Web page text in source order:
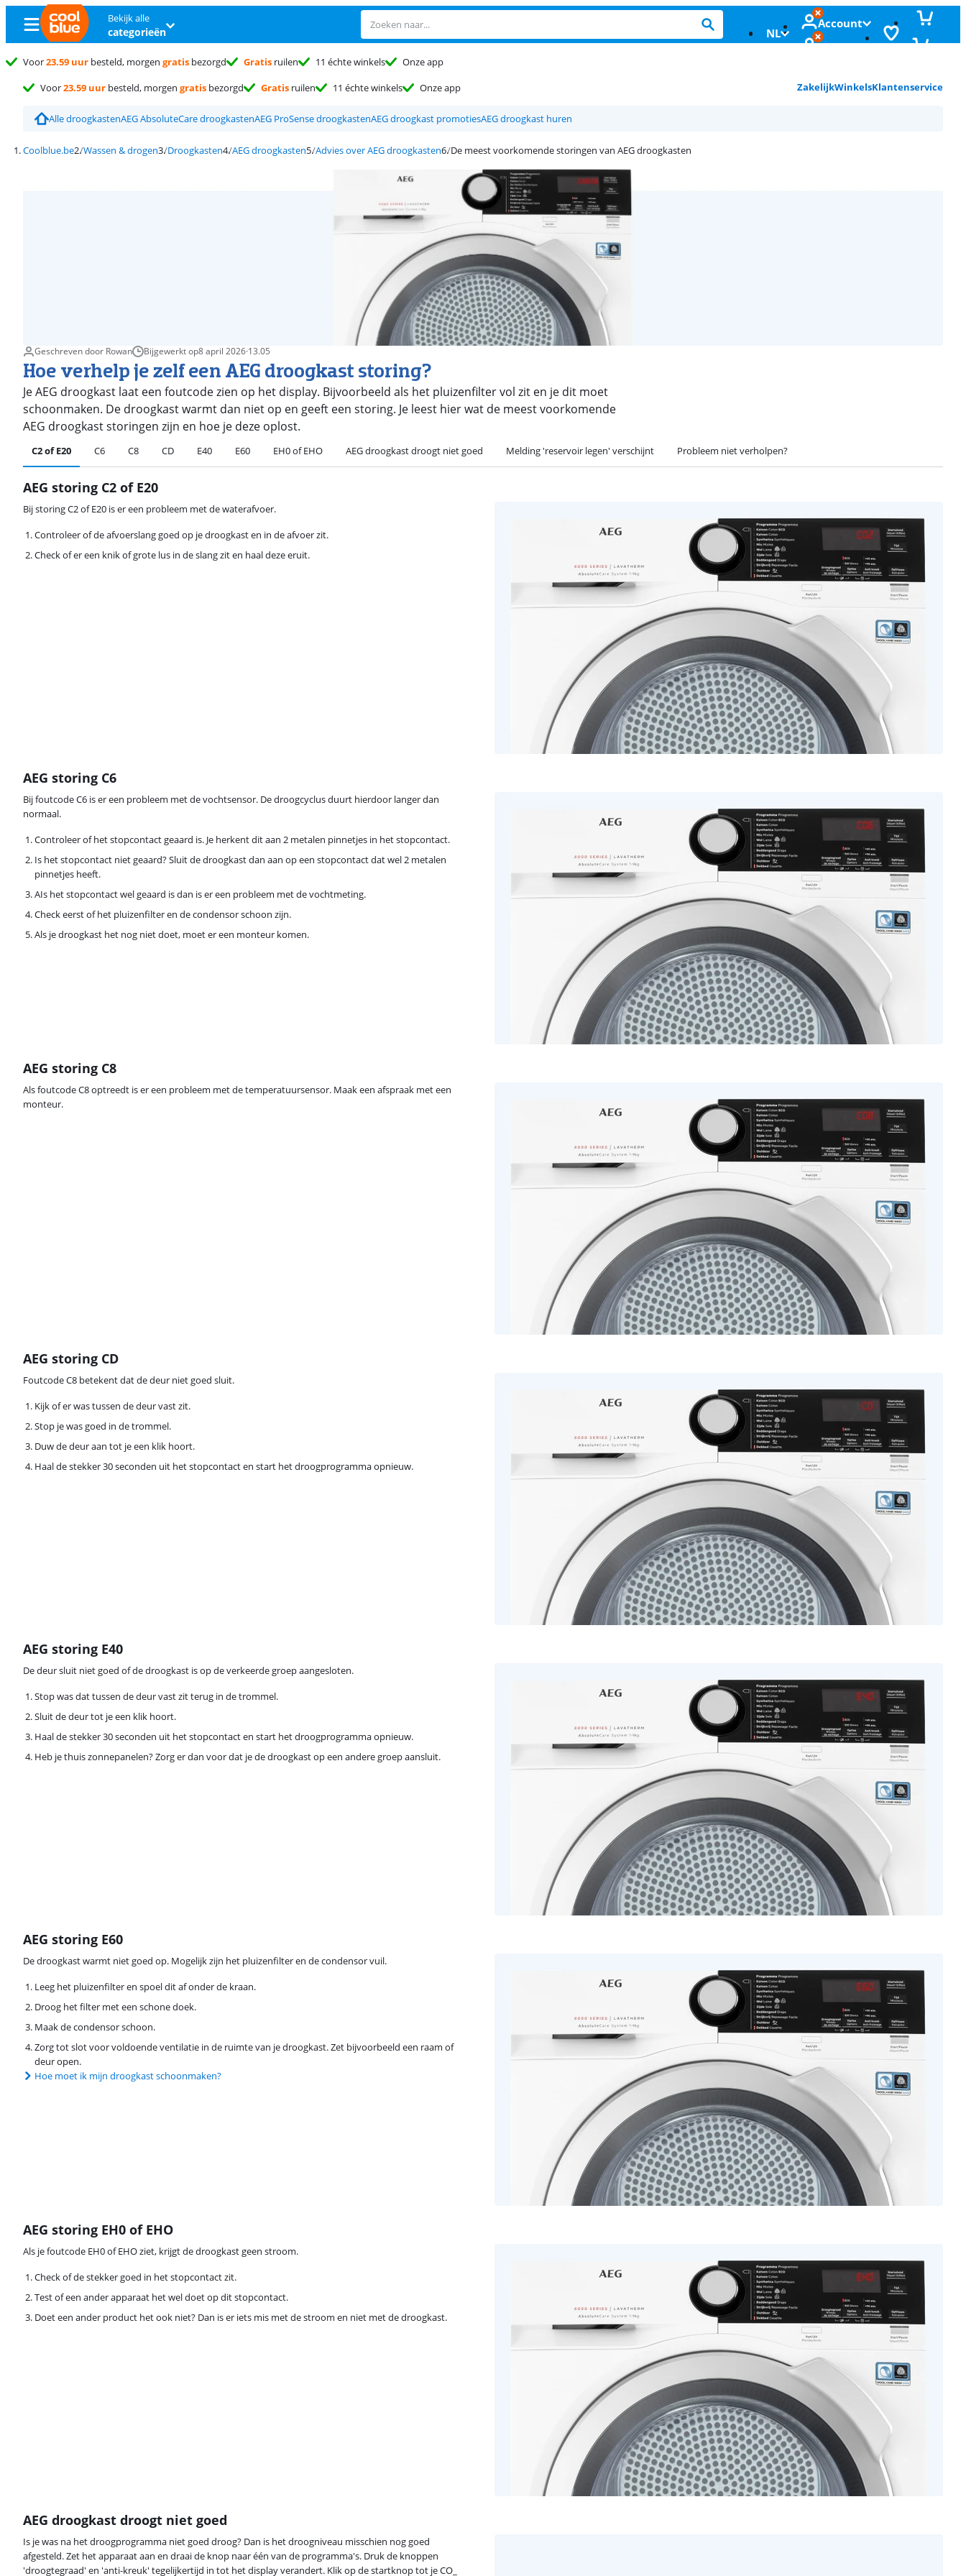
Bekijk alle
categorieën NL
Account
Voor23.59 uur besteld, morgen gratis bezorgd Gratis ruilen 11 échte winkels
Onze app
Voor23.59 uur besteld, morgen gratis bezorgd Gratis ruilen 11 échte winkels Onze app ZakelijkWinkelsKlantenservice
Alle droogkastenAEG AbsoluteCare droogkastenAEG ProSense droogkastenAEG droogkast promotiesAEG droogkast huren
Coolblue.be Wassen & drogen Droogkasten AEG droogkasten Advies over AEG droogkasten De meest voorkomende storingen van AEG droogkasten
Geschreven door Rowan Bijgewerkt op8 april 2026·13.05
Hoe verhelp je zelf een AEG droogkast storing?
Je AEG droogkast laat een foutcode zien op het display. Bijvoorbeeld als het pluizenfilter vol zit en je dit moet
schoonmaken. De droogkast warmt dan niet op en geeft een storing. Je leest hier wat de meest voorkomende
AEG droogkast storingen zijn en hoe je deze oplost.
C2 of E20 C6 C8 CD E40 E60 EH0 of EHO AEG droogkast droogt niet goed Melding 'reservoir legen' verschijnt Probleem niet verholpen?
AEG storing C2 of E20
Bij storing C2 of E20 is er een probleem met de waterafvoer.
Controleer of de afvoerslang goed op je droogkast en in de afvoer zit.
Check of er een knik of grote lus in de slang zit en haal deze eruit.
AEG storing C6
Bij foutcode C6 is er een probleem met de vochtsensor. De droogcyclus duurt hierdoor langer dan
normaal.
Controleer of het stopcontact geaard is. Je herkent dit aan 2 metalen pinnetjes in het stopcontact.
Is het stopcontact niet geaard? Sluit de droogkast dan aan op een stopcontact dat wel 2 metalen
pinnetjes heeft.
AIs het stopcontact wel geaard is dan is er een probleem met de vochtmeting.
Check eerst of het pluizenfilter en de condensor schoon zijn.
Als je droogkast het nog niet doet, moet er een monteur komen.
AEG storing C8
Als foutcode C8 optreedt is er een probleem met de temperatuursensor. Maak een afspraak met een
monteur.
AEG storing CD
Foutcode C8 betekent dat de deur niet goed sluit.
Kijk of er was tussen de deur vast zit.
Stop je was goed in de trommel.
Duw de deur aan tot je een klik hoort.
Haal de stekker 30 seconden uit het stopcontact en start het droogprogramma opnieuw.
AEG storing E40
De deur sluit niet goed of de droogkast is op de verkeerde groep aangesloten.
Stop was dat tussen de deur vast zit terug in de trommel.
Sluit de deur tot je een klik hoort.
Haal de stekker 30 seconden uit het stopcontact en start het droogprogramma opnieuw.
Heb je thuis zonnepanelen? Zorg er dan voor dat je de droogkast op een andere groep aansluit.
AEG storing E60
De droogkast warmt niet goed op. Mogelijk zijn het pluizenfilter en de condensor vuil.
Leeg het pluizenfilter en spoel dit af onder de kraan.
Droog het filter met een schone doek.
Maak de condensor schoon.
Zorg tot slot voor voldoende ventilatie in de ruimte van je droogkast. Zet bijvoorbeeld een raam of
deur open.
Hoe moet ik mijn droogkast schoonmaken?
AEG storing EH0 of EHO
Als je foutcode EH0 of EHO ziet, krijgt de droogkast geen stroom.
Check of de stekker goed in het stopcontact zit.
Test of een ander apparaat het wel doet op dit stopcontact.
Doet een ander product het ook niet? Dan is er iets mis met de stroom en niet met de droogkast.
AEG droogkast droogt niet goed
Is je was na het droogprogramma niet goed droog? Dan is het droogniveau misschien nog goed
afgesteld. Zet het apparaat aan en draai de knop naar één van de programma's. Druk de knoppen
'droogtegraad' en 'anti-kreuk' tegelijkertijd in tot het display verandert. Klik op de startknop tot je CO_